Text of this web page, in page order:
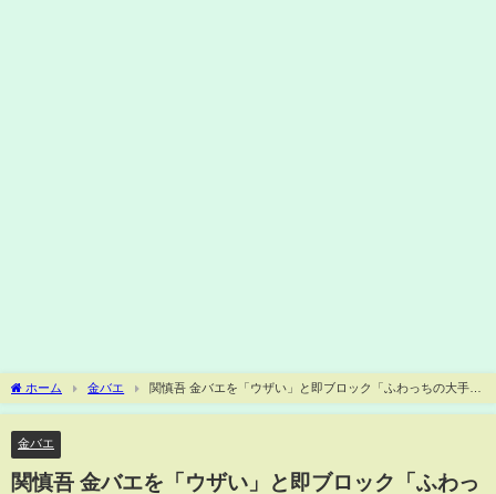
ホーム 金バエ
関慎吾 金バエを「ウザい」と即ブロック「ふわっちの大手配
信者なんてYoutuberから見たらksだ」 0629
金バエ
関慎吾 金バエを「ウザい」と即ブロック「ふわっ